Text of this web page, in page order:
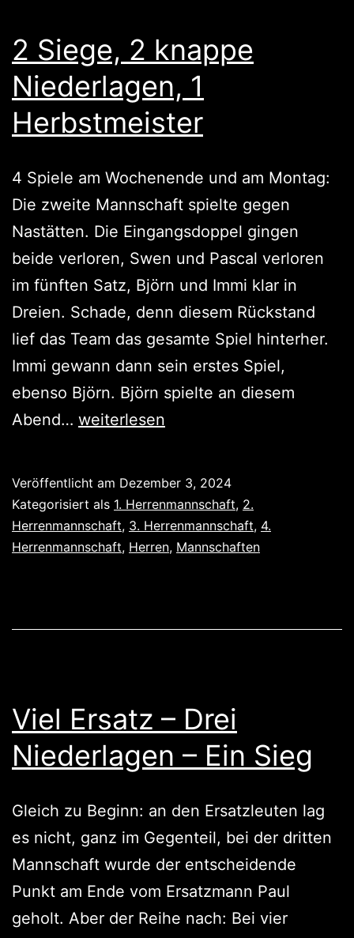
2 Siege, 2 knappe
Niederlagen, 1
Herbstmeister
4 Spiele am Wochenende und am Montag:
Die zweite Mannschaft spielte gegen
Nastätten. Die Eingangsdoppel gingen
beide verloren, Swen und Pascal verloren
im fünften Satz, Björn und Immi klar in
Dreien. Schade, denn diesem Rückstand
lief das Team das gesamte Spiel hinterher.
Immi gewann dann sein erstes Spiel,
ebenso Björn. Björn spielte an diesem
Abend… 2
knappe
Niederlagen,
1
weiterlesen
Veröffentlicht am Dezember 3, 2024
Kategorisiert als 1. Herrenmannschaft, 2.
Herrenmannschaft, 3. Herrenmannschaft, 4.
Herrenmannschaft, Herren, Mannschaften
Viel Ersatz – Drei
Niederlagen – Ein Sieg
Gleich zu Beginn: an den Ersatzleuten lag
es nicht, ganz im Gegenteil, bei der dritten
Mannschaft wurde der entscheidende
Punkt am Ende vom Ersatzmann Paul
geholt. Aber der Reihe nach: Bei vier